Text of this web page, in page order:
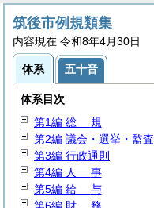
筑後市例規類集
内容現在 令和8年4月30日
体系 五十音
体系目次
第1編 総 規
第2編 議会・選挙・監査
第3編 行政通則
第4編 人 事
第5編 給 与